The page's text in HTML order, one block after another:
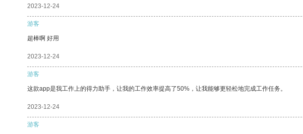
2023-12-24
游客
超棒啊 好用
2023-12-24
游客
这款app是我工作上的得力助手，让我的工作效率提高了50%，让我能够更轻松地完成工作任务。
2023-12-24
游客